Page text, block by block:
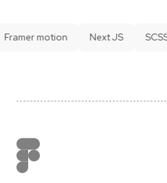
motion Next JS SCSS